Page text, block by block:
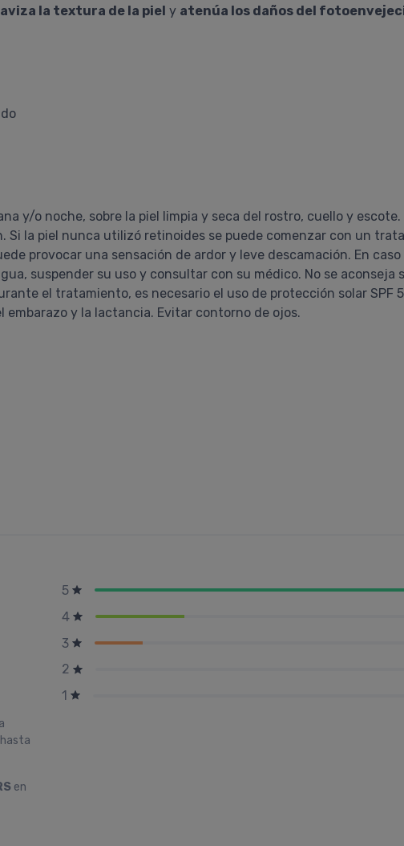
la textura de la piel y atenúa los daños del
y/o noche, sobre la piel limpia y seca del rostro, cuello y
Si la piel nunca utilizó retinoides se puede comenzar con un
provocar una sensación de ardor y leve descamación. En
suspender su uso y consultar con su médico. No se aconseja
el tratamiento, es necesario el uso de protección solar SPF
y la lactancia. Evitar contorno de ojos.
en
5
4
3
2
1